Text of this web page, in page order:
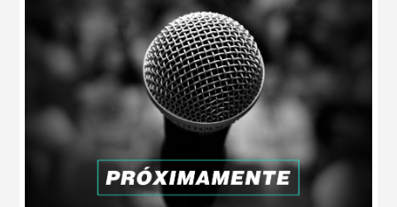
buen ambiente de convivencia ciudadana, museos y espacios históricos,
bellezas naturales, calidad de vida respecto al año pasado y calidad de vida
respecto al resto del país. Siendo así, los resultados son los siguientes…
Mérida se ubicó como la ciudad más habitable del país, al lograr una
calificación de 83.3 puntos sobre un máximo de 100 que le dieron sus
habitantes; en segundo puesto se encuentra Saltillo con 79.6 puntos,
Aguascalientes y Mazatlán con 78.8 puntos respectivamente y en quinto
lugar Colima, con 77.4 puntos. En cuanto a las peores ciudades para vivir
en México se encuentra en el puesto número 50 Tuxtla Gutiérrez con una
calificación de 61.4 puntos, seguido por Ecatepec de Morelos con 61
puntos,Acapulco de Juárez con 60.5 puntos, Ciudad del Carmen con 59.6
y en último lugar, Chilpancingo de Bravo con 56 puntos. Los alcaldes
mejor calificados de todo el país fueron los de Mérida (Renán Barrera con
8.523), Manzanillo (Virgilio Mendoza Amezcua con 8.338), Aguascalientes
(Juan Antonio Martín del Campo con 8.250) y Mazatlán (Carlos Felton con